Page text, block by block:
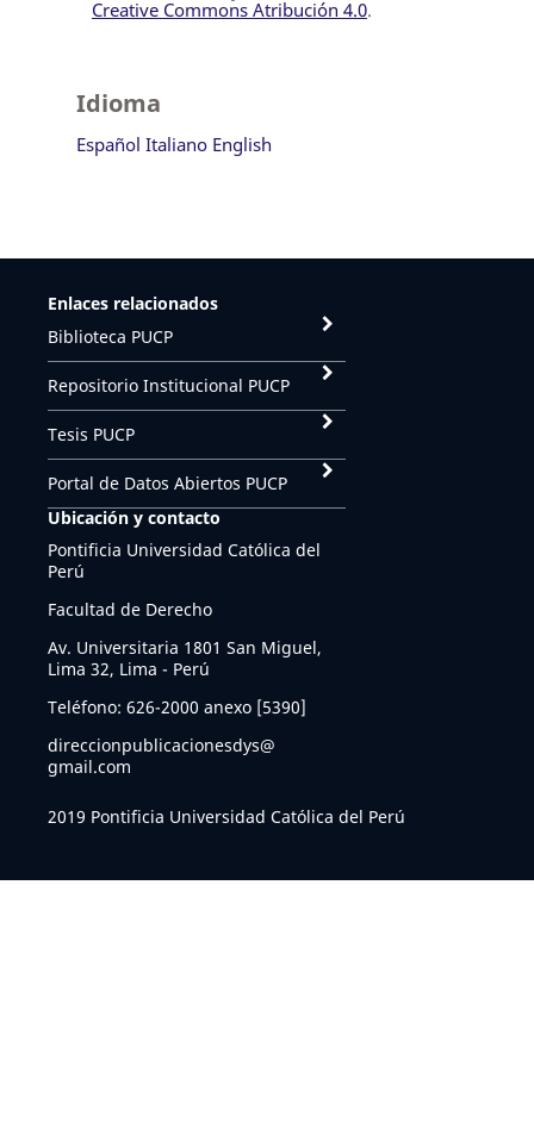
Creative Commons Atribución 4.0.
Idioma
Español Italiano English
Enlaces relacionados
Biblioteca PUCP
Repositorio Institucional PUCP
Tesis PUCP
Portal de Datos Abiertos PUCP
Ubicación y contacto
Pontificia Universidad Católica del
Perú
Facultad de Derecho
Av. Universitaria 1801 San Miguel,
Lima 32, Lima - Perú
Teléfono: 626-2000 anexo [5390]
direccionpublicacionesdys@
gmail.com
2019 Pontificia Universidad Católica del Perú